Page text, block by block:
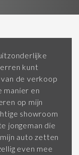
kunt
de verkoop
manier en
op mijn
showroom
jongeman die
auto zetten
even mee